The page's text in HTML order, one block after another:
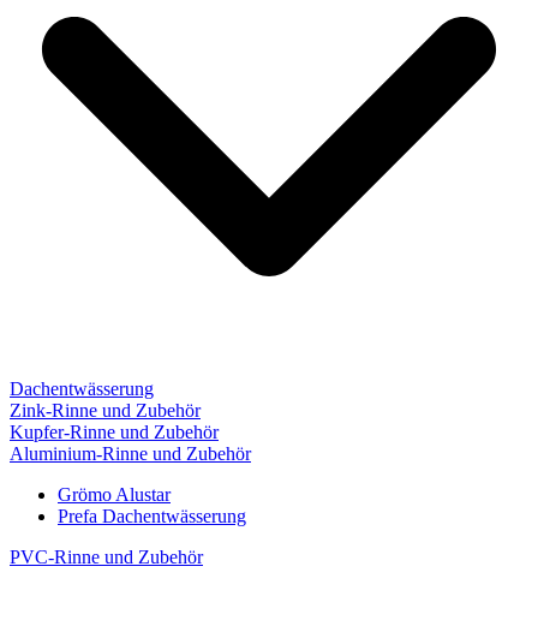
Dachentwässerung
Zink-Rinne und Zubehör
Kupfer-Rinne und Zubehör
Aluminium-Rinne und Zubehör
Grömo Alustar
Prefa Dachentwässerung
PVC-Rinne und Zubehör